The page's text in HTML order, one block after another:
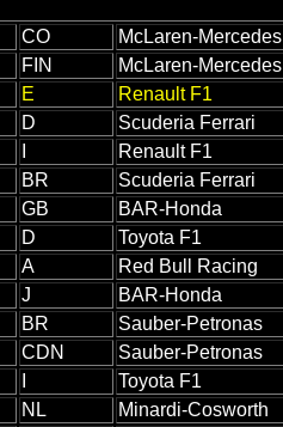
CO McLaren-Mercedes
FIN McLaren-Mercedes
E Renault F1
D Scuderia Ferrari
Renault F1
BR Scuderia Ferrari
GB BAR-Honda
D Toyota F1
A Red Bull Racing
J BAR-Honda
BR Sauber-Petronas
CDN Sauber-Petronas
Toyota F1
NL Minardi-Cosworth